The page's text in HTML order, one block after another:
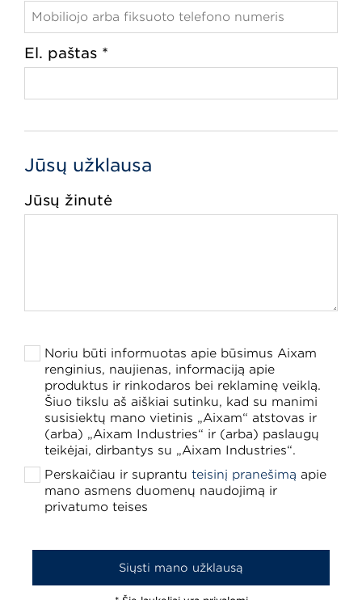
El. paštas *
Jūsų užklausa
Jūsų žinutė
Noriu būti informuotas apie būsimus Aixam
renginius, naujienas, informaciją apie
produktus ir rinkodaros bei reklaminę veiklą.
Šiuo tikslu aš aiškiai sutinku, kad su manimi
susisiektų mano vietinis „Aixam“ atstovas ir
(arba) „Aixam Industries“ ir (arba) paslaugų
teikėjai, dirbantys su „Aixam Industries“.
Perskaičiau ir suprantu teisinį pranešimą apie
mano asmens duomenų naudojimą ir
privatumo teises